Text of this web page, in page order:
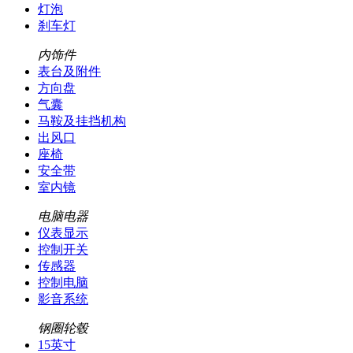
灯泡
刹车灯
内饰件
表台及附件
方向盘
气囊
马鞍及挂挡机构
出风口
座椅
安全带
室内镜
电脑电器
仪表显示
控制开关
传感器
控制电脑
影音系统
钢圈轮毂
15英寸